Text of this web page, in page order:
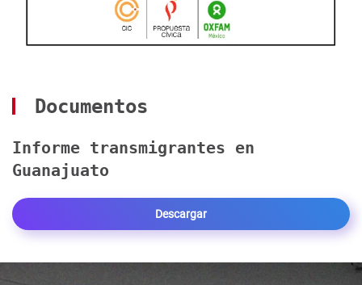
Documentos
Informe transmigrantes en
Guanajuato
Descargar